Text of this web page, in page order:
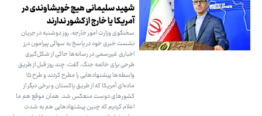
شهید سلیمانی هیچ خویشاوندی در
آمریکا یا خارج از کشور ندارند
سخنگوی وزارت امور خارجه، روز دوشنبه در جریان
نشست خبری خود در پاسخ به سوالی پیرامون درز
اخباری غیررسمی در رسانه‌ها حاکی از شکل‌گیری
طرحی برای خاتمه جنگ، گفت: چند روز قبل از طریق
واسطه‌ها پیشنهادهایی را مطرح کردند و طرح ۱۵
ماده‌ای آمریکا که از طریق پاکستان و برخی دیگر از
کشورهای دوست منعکس شد. همان موقع هم ما
اعلام کردیم که چنین پیشنهادهایی هم به شدت